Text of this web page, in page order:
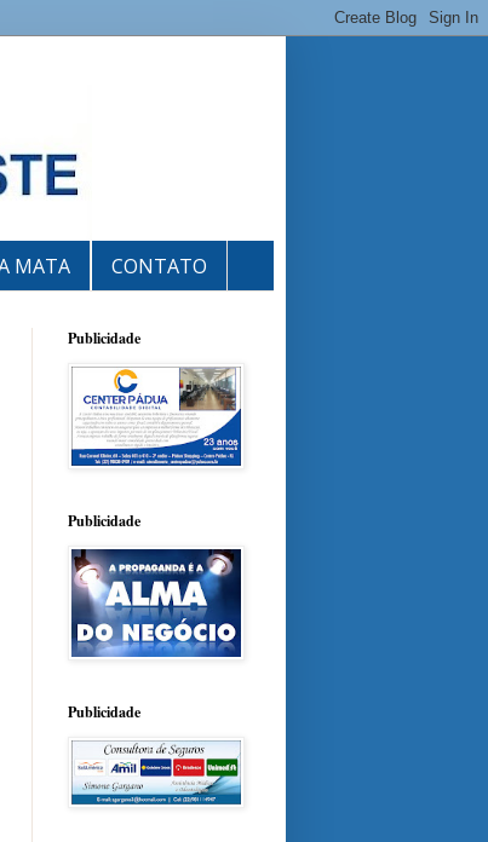
MATA CONTATO
Publicidade
Publicidade
Publicidade